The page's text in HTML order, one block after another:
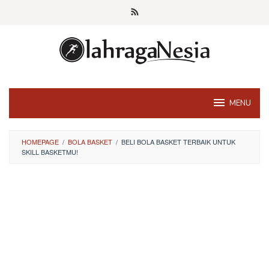
MENU
HOMEPAGE / BOLA BASKET / BELI BOLA BASKET TERBAIK UNTUK
SKILL BASKETMU!